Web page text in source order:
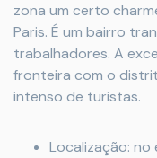
zona um certo
Paris. É um bairro
trabalhadores. A
fronteira com o
intenso de turistas.
Localização: